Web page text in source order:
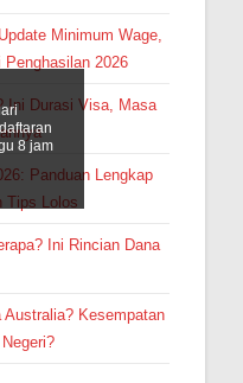
Minimum Wage,
2026
Ini Durasi Visa, Masa
Panduan Lengkap
Tips Lolos
Ini Rincian Dana
Kesempatan
8 jam